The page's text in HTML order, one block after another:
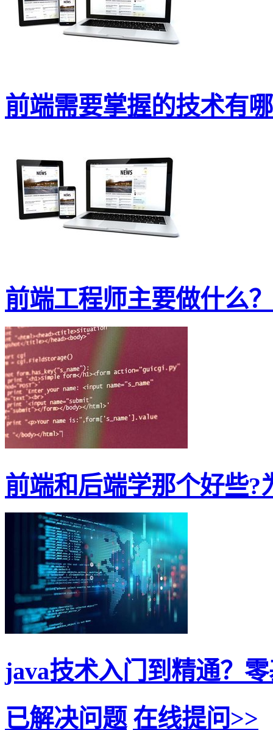
前端需要掌握的技术有
前端工程师主要做什么
前端和后端学那个好些?
java技术入门到精通？
已解决问题 在线提问>>